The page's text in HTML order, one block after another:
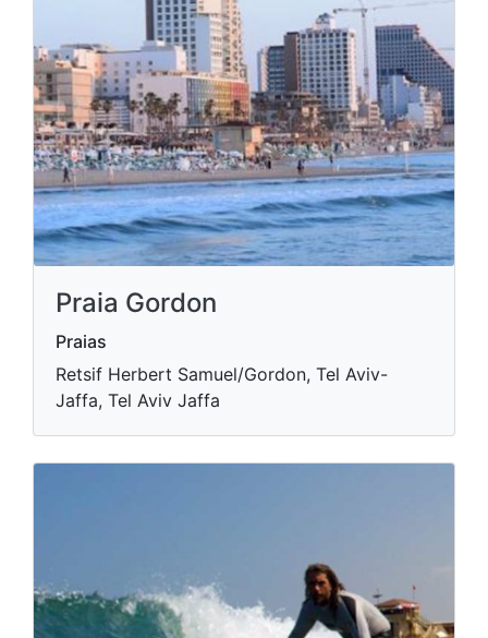
Praia Gordon
Praias
Retsif Herbert Samuel/Gordon, Tel Aviv-
Jaffa, Tel Aviv Jaffa